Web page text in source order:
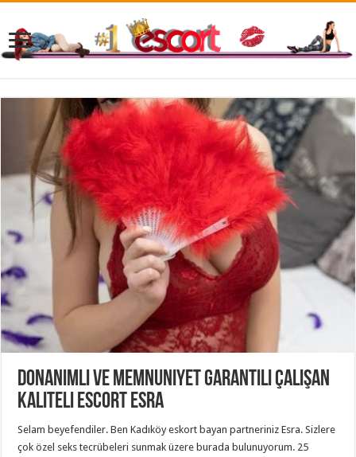
Donanımlı ve Memnuniyet Garantili Çalışan
Kaliteli Escort Esra
Selam beyefendiler. Ben Kadıköy eskort bayan partneriniz Esra. Sizlere
çok özel seks tecrübeleri sunmak üzere burada bulunuyorum. 25